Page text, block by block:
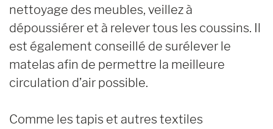
nettoyage des meubles, veillez à
dépoussiérer et à relever tous les coussins. Il
est également conseillé de surélever le
matelas afin de permettre la meilleure
circulation d’air possible.
Comme les tapis et autres textiles